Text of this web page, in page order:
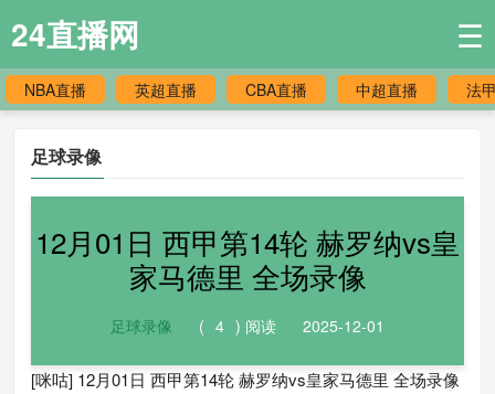
24直播网 ☰
NBA直播 英超直播 CBA直播 中超直播 法
足球录像
12月01日 西甲第14轮 赫罗纳vs皇
家马德里 全场录像
足球录像 ( 4 ) 阅读 2025-12-01
[咪咕] 12月01日 西甲第14轮 赫罗纳vs皇家马德里 全场录像